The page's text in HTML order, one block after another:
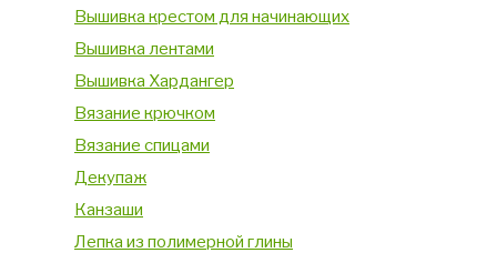
Вышивка крестом для начинающих
Вышивка лентами
Вышивка Хардангер
Вязание крючком
Вязание спицами
Декупаж
Канзаши
Лепка из полимерной глины